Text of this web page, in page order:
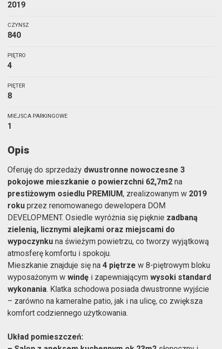
2019
CZYNSZ
840
PIĘTRO
4
PIĘTER
8
MIEJSCA PARKINGOWE
1
Opis
Oferuję do sprzedaży dwustronne nowoczesne 3
pokojowe mieszkanie o powierzchni 62,7m2 na
prestiżowym osiedlu PREMIUM, zrealizowanym w 2019
roku przez renomowanego dewelopera DOM
DEVELOPMENT. Osiedle wyróżnia się pięknie zadbaną
zielenią, licznymi alejkami oraz miejscami do
wypoczynku na świeżym powietrzu, co tworzy wyjątkową
atmosferę komfortu i spokoju.
Mieszkanie znajduje się na 4 piętrze w 8-piętrowym bloku
wyposażonym w windę i zapewniającym wysoki standard
wykonania. Klatka schodowa posiada dwustronne wyjście
– zarówno na kameralne patio, jak i na ulicę, co zwiększa
komfort codziennego użytkowania.
Układ pomieszczeń: